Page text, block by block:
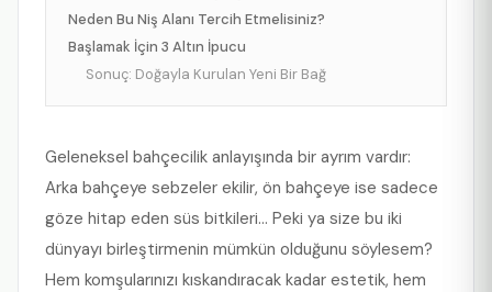
Neden Bu Niş Alanı Tercih Etmelisiniz?
Başlamak İçin 3 Altın İpucu
Sonuç: Doğayla Kurulan Yeni Bir Bağ
Geleneksel bahçecilik anlayışında bir ayrım vardır:
Arka bahçeye sebzeler ekilir, ön bahçeye ise sadece
göze hitap eden süs bitkileri… Peki ya size bu iki
dünyayı birleştirmenin mümkün olduğunu söylesem?
Hem komşularınızı kıskandıracak kadar estetik, hem